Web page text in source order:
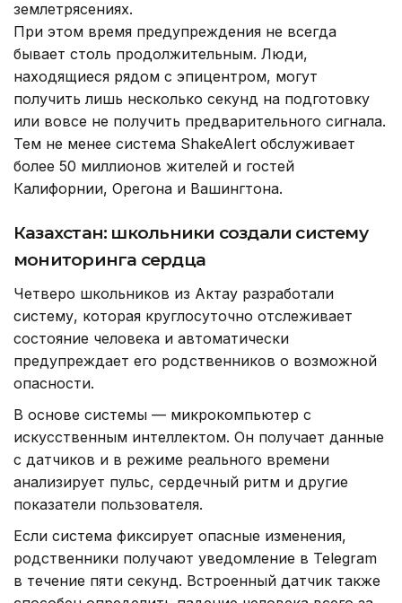
землетрясениях.
При этом время предупреждения не всегда
бывает столь продолжительным. Люди,
находящиеся рядом с эпицентром, могут
получить лишь несколько секунд на подготовку
или вовсе не получить предварительного сигнала.
Тем не менее система ShakeAlert обслуживает
более 50 миллионов жителей и гостей
Калифорнии, Орегона и Вашингтона.
Казахстан: школьники создали систему
мониторинга сердца
Четверо школьников из Актау разработали
систему, которая круглосуточно отслеживает
состояние человека и автоматически
предупреждает его родственников о возможной
опасности.
В основе системы — микрокомпьютер с
искусственным интеллектом. Он получает данные
с датчиков и в режиме реального времени
анализирует пульс, сердечный ритм и другие
показатели пользователя.
Если система фиксирует опасные изменения,
родственники получают уведомление в Telegram
в течение пяти секунд. Встроенный датчик также